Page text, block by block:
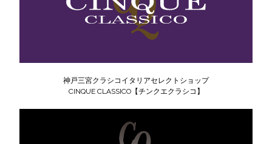
神戸三宮クラシコイタリアセレクトショップ
CINQUE CLASSICO【チンクエクラシコ】